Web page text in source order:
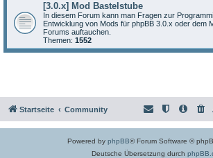
[3.0.x] Mod Bastelstube
In diesem Forum kann man Fragen zur
Entwicklung von Mods für phpBB 3.0.x oder dem
Forums auftauchen.
Themen: 1552
Startseite Community
Powered by phpBB® Forum Software ©
Deutsche Übersetzung durch